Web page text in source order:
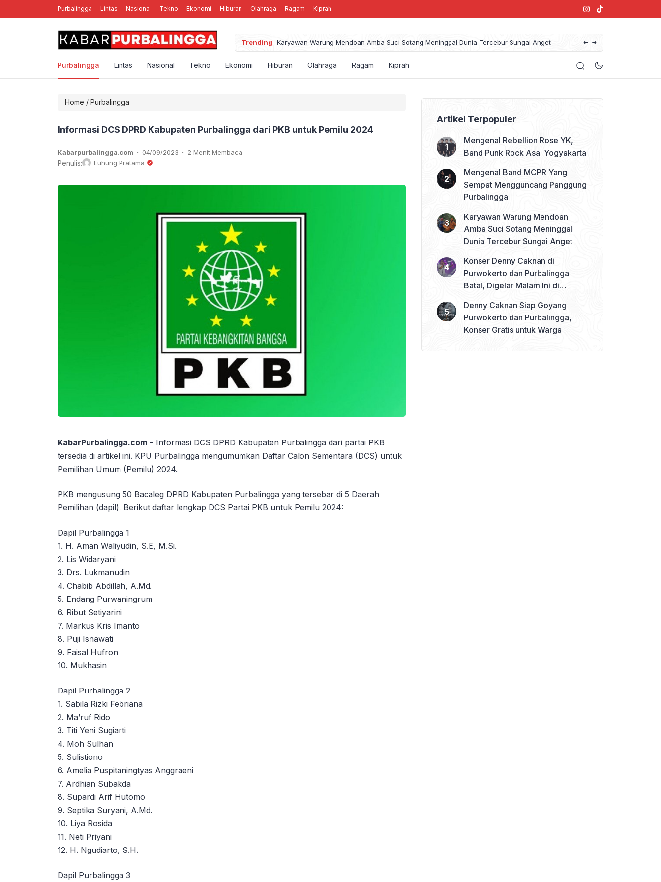
Purbalingga Lintas Nasional Tekno Ekonomi Hiburan Olahraga Ragam Kiprah
Trending
Band MCPR Yang Sempat Mengguncang Panggung Purbalingga Karyawan Warung Mendoan Amba Suci Sotang Meninggal Dunia Tercebur Sungai Anget Konser Denny Caknan di
Purbalingga Lintas Nasional Tekno Ekonomi Hiburan Olahraga Ragam Kiprah
Home / Purbalingga
Informasi DCS DPRD Kabupaten Purbalingga dari PKB untuk Pemilu 2024
Kabarpurbalingga.com . 04/09/2023 . 2 Menit Membaca
Penulis: Luhung Pratama
KabarPurbalingga.com – Informasi DCS DPRD Kabupaten Purbalingga dari partai PKB
tersedia di artikel ini. KPU Purbalingga mengumumkan Daftar Calon Sementara (DCS) untuk
Pemilihan Umum (Pemilu) 2024.
PKB mengusung 50 Bacaleg DPRD Kabupaten Purbalingga yang tersebar di 5 Daerah
Pemilihan (dapil). Berikut daftar lengkap DCS Partai PKB untuk Pemilu 2024:
Dapil Purbalingga 1
1. H. Aman Waliyudin, S.E, M.Si.
2. Lis Widaryani
3. Drs. Lukmanudin
4. Chabib Abdillah, A.Md.
5. Endang Purwaningrum
6. Ribut Setiyarini
7. Markus Kris Imanto
8. Puji Isnawati
9. Faisal Hufron
10. Mukhasin
Dapil Purbalingga 2
1. Sabila Rizki Febriana
2. Ma’ruf Rido
3. Titi Yeni Sugiarti
4. Moh Sulhan
5. Sulistiono
6. Amelia Puspitaningtyas Anggraeni
7. Ardhian Subakda
8. Supardi Arif Hutomo
9. Septika Suryani, A.Md.
10. Liya Rosida
11. Neti Priyani
12. H. Ngudiarto, S.H.
Dapil Purbalingga 3
Artikel Terpopuler
Mengenal Rebellion Rose YK,
Band Punk Rock Asal Yogyakarta
Mengenal Band MCPR Yang
Sempat Mengguncang Panggung
Purbalingga
Karyawan Warung Mendoan
Amba Suci Sotang Meninggal
Dunia Tercebur Sungai Anget
Konser Denny Caknan di
Purwokerto dan Purbalingga
Batal, Digelar Malam Ini di
Denny Caknan Siap Goyang
Purwokerto dan Purbalingga,
Konser Gratis untuk Warga